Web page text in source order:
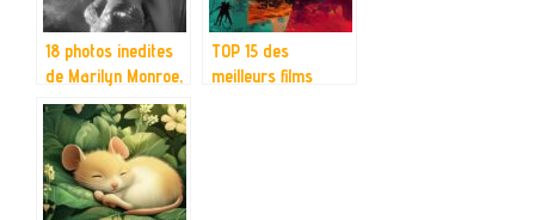
18 photos inedites
de Marilyn Monroe,
plus sexy que
jamais : revelations
sur ses seances
photos secretes
TOP 15 des
meilleurs films